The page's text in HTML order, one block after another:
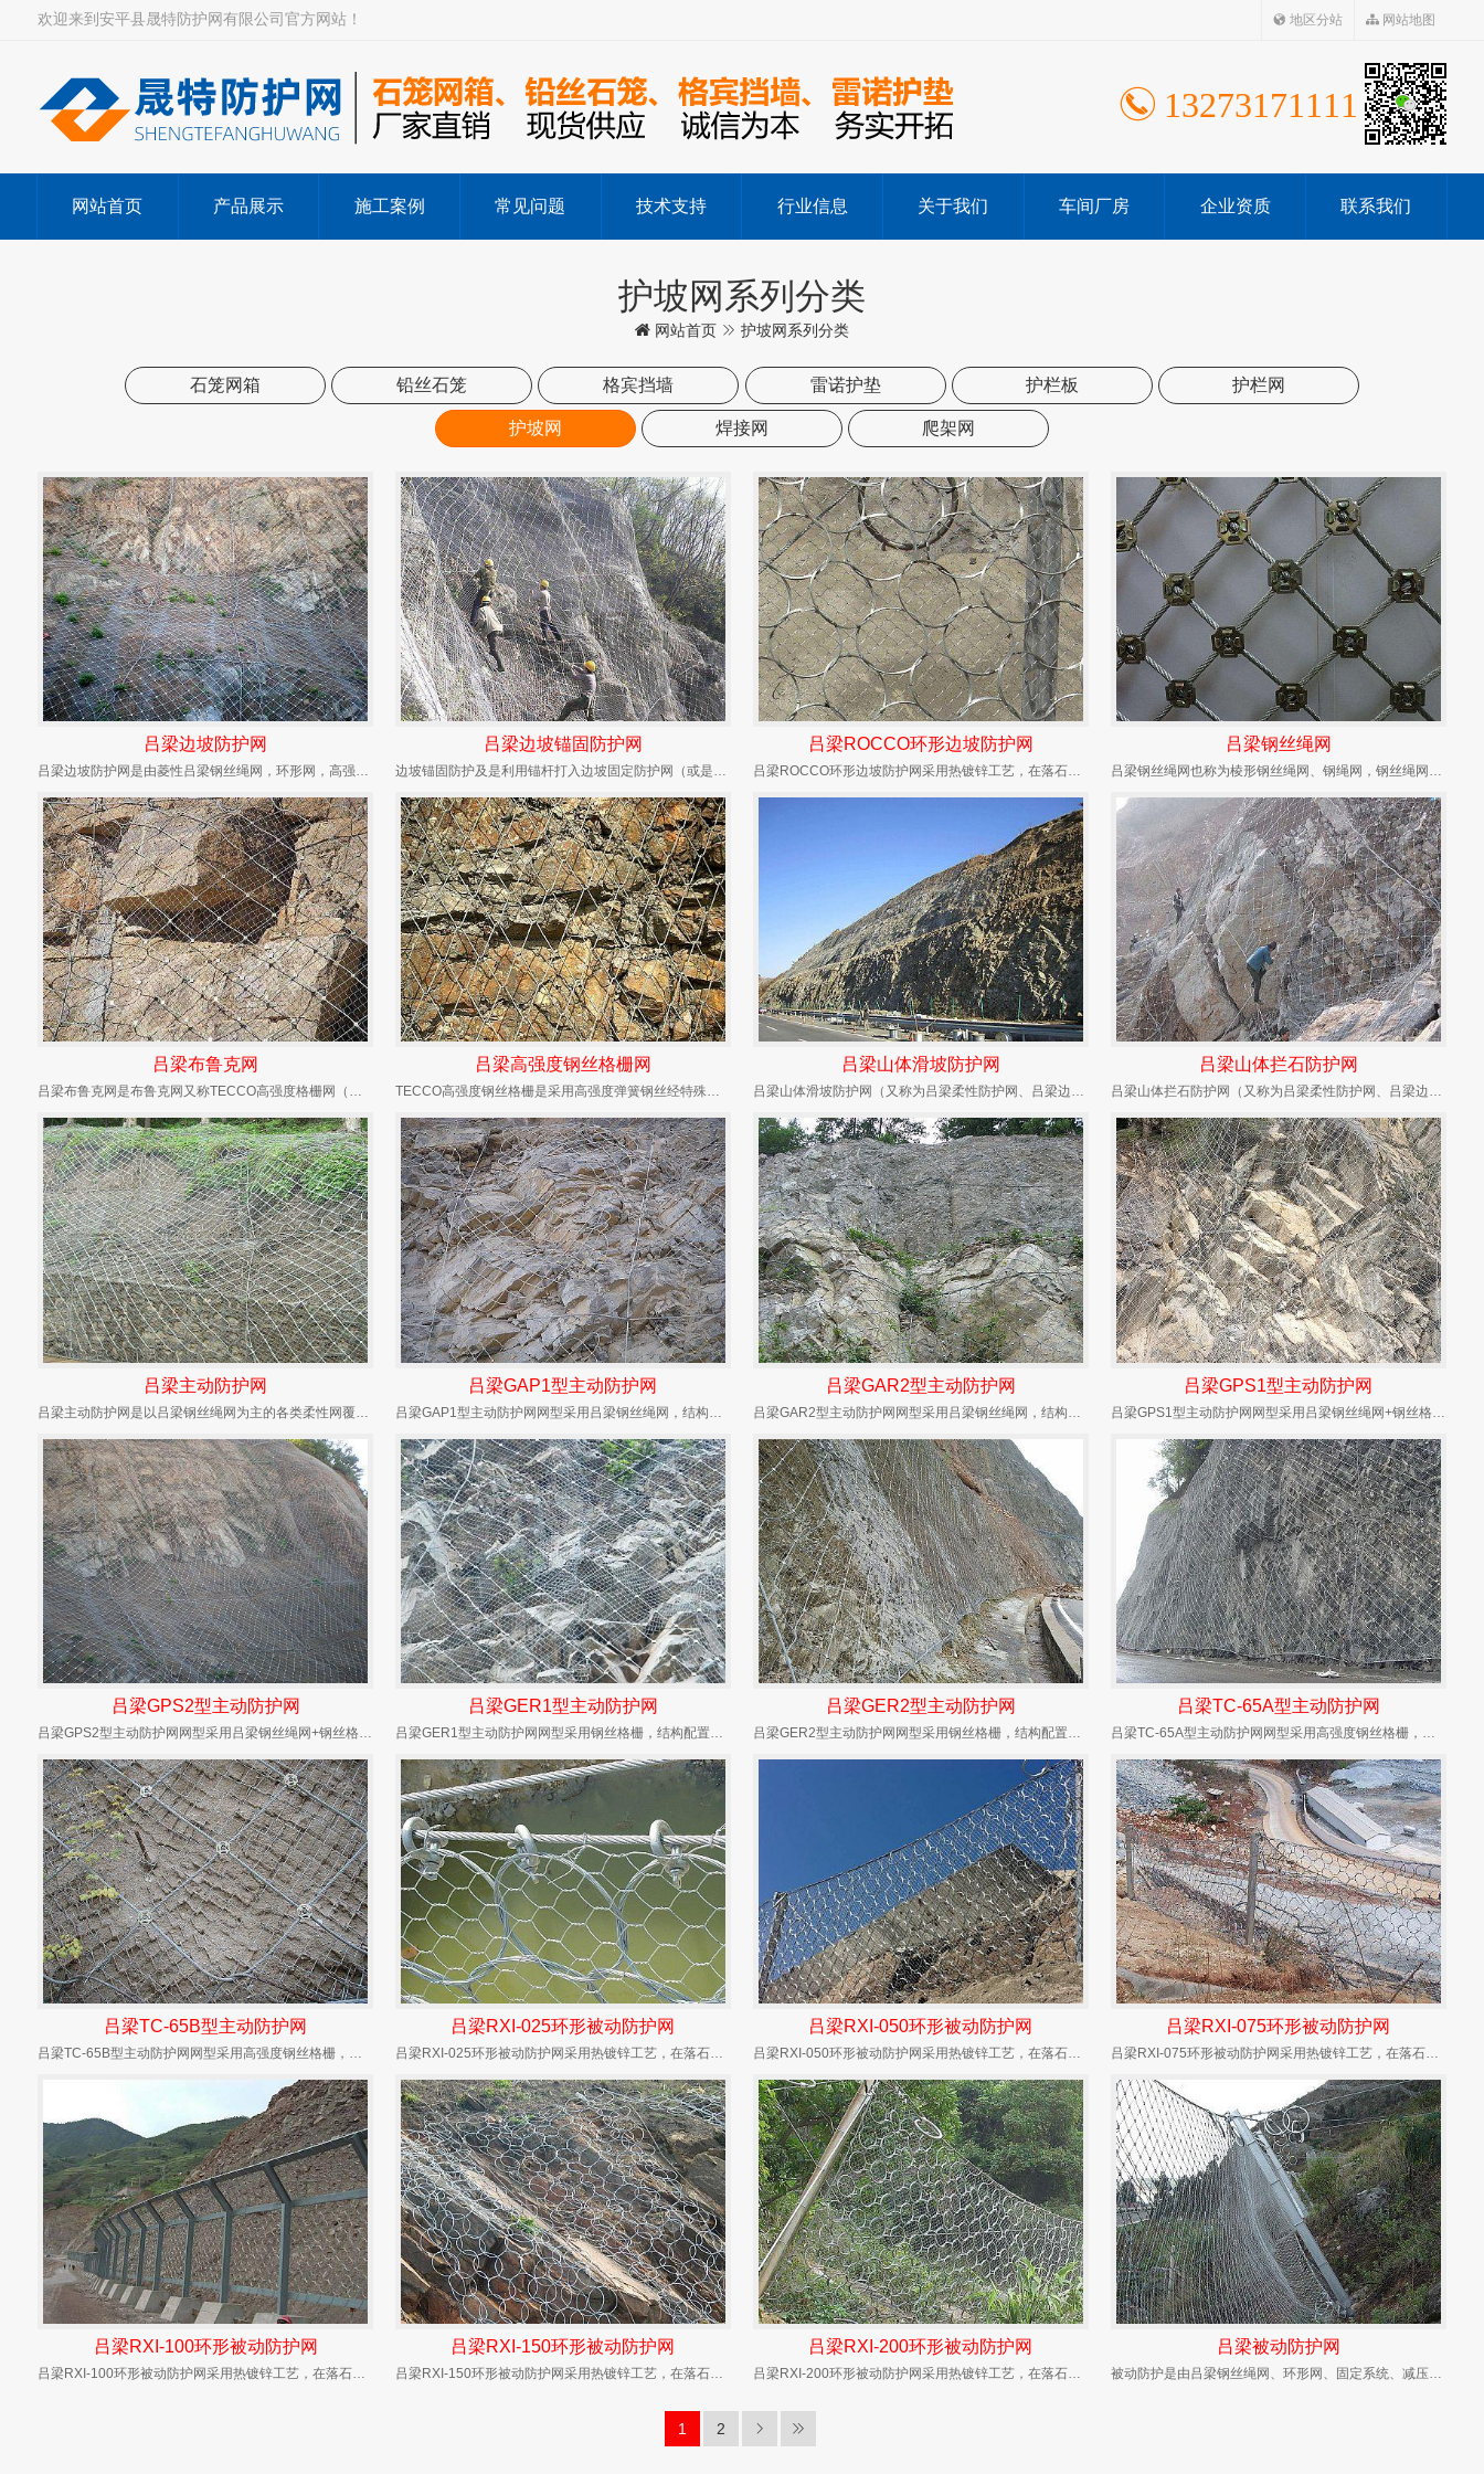
欢迎来到安平县晟特防护网有限公司官方网站！ 地区分站 网站地图
13273171111
网站首页 产品展示 施工案例 常见问题 技术支持 行业信息 关于我们 车间厂房 企业资质 联系我们
护坡网系列分类
网站首页 护坡网系列分类
石笼网箱 铅丝石笼 格宾挡墙 雷诺护垫 护栏板 护栏网
护坡网 焊接网 爬架网
吕梁边坡防护网
吕梁边坡防护网是由菱性吕梁钢丝绳网，环形网，高强度钢丝格栅作为主要构成部分，边坡防护网可分...
吕梁边坡锚固防护网
边坡锚固防护及是利用锚杆打入边坡固定防护网（或是其它防护材料）在边坡上进行坡面防护的措施。...
吕梁ROCCO环形边坡防护网
吕梁ROCCO环形边坡防护网采用热镀锌工艺，在落石冲击过程中能发生自身几何形态改变、具有更...
吕梁钢丝绳网
吕梁钢丝绳网也称为棱形钢丝绳网、钢绳网，钢丝绳网的网孔是150mm-300mm为国家标准网...
吕梁布鲁克网
吕梁布鲁克网是布鲁克网又称TECCO高强度格栅网（可施加预应力）和或钢丝绳锚杆，（有边沿支...
吕梁高强度钢丝格栅网
TECCO高强度钢丝格栅是采用高强度弹簧钢丝经特殊焊接技术焊接为网状结构而成钢丝格栅网。由...
吕梁山体滑坡防护网
吕梁山体滑坡防护网（又称为吕梁柔性防护网、吕梁边坡防护网）是用来防治、减小山体滑坡崩塌等自...
吕梁山体拦石防护网
吕梁山体拦石防护网（又称为吕梁柔性防护网、吕梁边坡防护网）是用来防治、减小山体滑坡崩塌等自...
吕梁主动防护网
吕梁主动防护网是以吕梁钢丝绳网为主的各类柔性网覆盖包裹在所需防护斜坡或岩石上，以限制坡面岩...
吕梁GAP1型主动防护网 吕梁GAR2型主动防护网 吕梁GPS1型主动防护网
吕梁GPS2型主动防护网 吕梁GER1型主动防护网
吕梁GER1型主动防护网网型采用钢丝格栅，结构配置为同GAR1但用铁线缝合（SO/2.2/...
吕梁GER2型主动防护网
吕梁GER2型主动防护网网型采用钢丝格栅，结构配置为同GAR2但用铁线缝合（SO/2.2/...
吕梁TC-65A型主动防护网
吕梁TC-65B型主动防护网 吕梁RXI-025环形被动防护网
吕梁RXI-025环形被动防护网采用热镀锌工艺，在落石冲击过程中能发生自身几何形态改变、具...
吕梁RXI-050环形被动防护网
吕梁RXI-050环形被动防护网采用热镀锌工艺，在落石冲击过程中能发生自身几何形态改变、具...
吕梁RXI-075环形被动防护网
吕梁RXI-075环形被动防护网采用热镀锌工艺，在落石冲击过程中能发生自身几何形态改变、具...
吕梁RXI-100环形被动防护网
吕梁RXI-100环形被动防护网采用热镀锌工艺，在落石冲击过程中能发生自身几何形态改变、具...
吕梁RXI-150环形被动防护网
吕梁RXI-150环形被动防护网采用热镀锌工艺，在落石冲击过程中能发生自身几何形态改变、具...
吕梁RXI-200环形被动防护网
吕梁RXI-200环形被动防护网采用热镀锌工艺，在落石冲击过程中能发生自身几何形态改变、具...
吕梁被动防护网
被动防护是由吕梁钢丝绳网、环形网、固定系统、减压环和钢柱四个主要部分构成。钢柱和钢丝绳网连...
1 2